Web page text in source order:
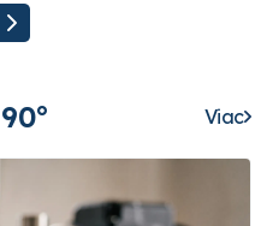
Viac